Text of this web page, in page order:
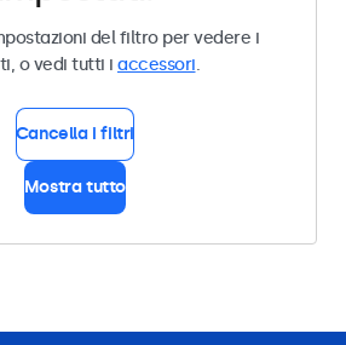
del filtro per vedere i
o vedi tutti i accessori.
Cancella i filtri
Mostra tutto